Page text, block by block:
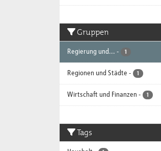
Gruppen
Regierung und... - 1
Regionen und Städte - 1
Wirtschaft und Finanzen - 1
Tags